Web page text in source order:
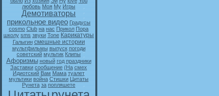
любовь Моя My Игры
Демотиваторы
прикольное видео Градусы
cosmo Club на нас Прикол Пора
школу sms звуки Tone Карикатуры
Галыгин смешные истории
мультфильмы выпуск погоди
советский мультик Клипы
Афоризмы новый год праздники
Заставки сообщение (На смех
Идиотский Вам Мама туалет
мультики война Стишки Цитаты
Рунета за попляшете